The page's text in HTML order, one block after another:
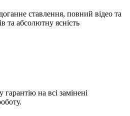
ставлення, повний відео та
та абсолютну ясність
на всі замінені